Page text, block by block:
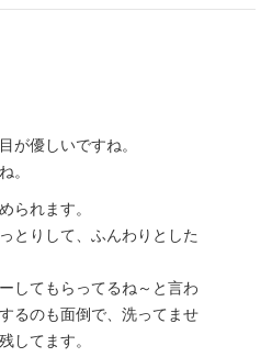
が優しいですね。
。
られます。
とりして、ふんわりとした
してもらってるね～と言わ
るのも面倒で、洗ってませ
してます。